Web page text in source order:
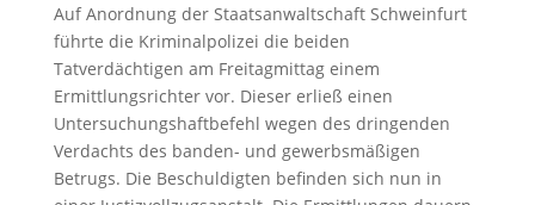
Auf Anordnung der Staatsanwaltschaft Schweinfurt
führte die Kriminalpolizei die beiden
Tatverdächtigen am Freitagmittag einem
Ermittlungsrichter vor. Dieser erließ einen
Untersuchungshaftbefehl wegen des dringenden
Verdachts des banden- und gewerbsmäßigen
Betrugs. Die Beschuldigten befinden sich nun in